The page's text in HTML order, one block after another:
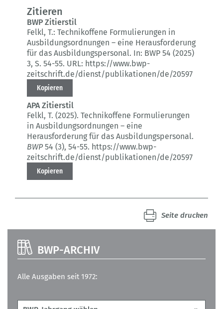
Zitieren
BWP Zitierstil
Felkl, T.: Technikoffene Formulierungen in
Ausbildungsordnungen – eine Herausforderung
für das Ausbildungspersonal. In: BWP 54 (2025)
3, S. 54-55. URL: https://www.bwp-
zeitschrift.de/dienst/publikationen/de/20597
Kopieren
APA Zitierstil
Felkl, T. (2025). Technikoffene Formulierungen
in Ausbildungsordnungen – eine
Herausforderung für das Ausbildungspersonal.
BWP54 (3), 54-55. https://www.bwp-
zeitschrift.de/dienst/publikationen/de/20597
Kopieren
Seite drucken
BWP-ARCHIV
Alle Ausgaben seit 1972: